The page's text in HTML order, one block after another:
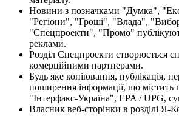
Новини з позначками "Думка",
"Регіони", "Гроші", "Влада",
"Спецпроекти", "Промо"
реклами.
Розділ Спецпроекти створюється
комерційними партнерами.
Будь яке копіювання, публікація,
поширення інформації, що містить
"Інтерфакс-Україна", EPA / UPG,
Власник веб-сторінки в розділі Я-